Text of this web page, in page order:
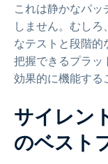
これは静かなパ
しません。むし
なテストと段階
把握できるプラッ
効果的に機能する
サイレン
のベスト